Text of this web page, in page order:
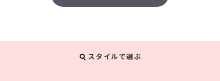
スタイルで選ぶ